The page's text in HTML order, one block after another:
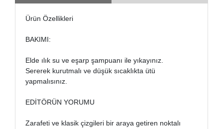
Ürün Özellikleri
BAKIMI:
Elde ılık su ve eşarp şampuanı ile yıkayınız.
Sererek kurutmalı ve düşük sıcaklıkta ütü
yapmalısınız.
EDİTÖRÜN YORUMU
Zarafeti ve klasik çizgileri bir araya getiren noktalı